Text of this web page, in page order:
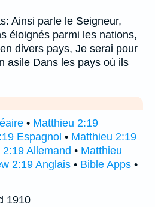
Ainsi parle le Seigneur,
éloignés parmi les nations,
divers pays, Je serai pour
asile Dans les pays où ils
• Matthieu 2:19
Espagnol • Matthieu 2:19
Allemand • Matthieu
2:19 Anglais • Bible Apps •
1910